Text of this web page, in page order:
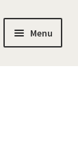
Menu